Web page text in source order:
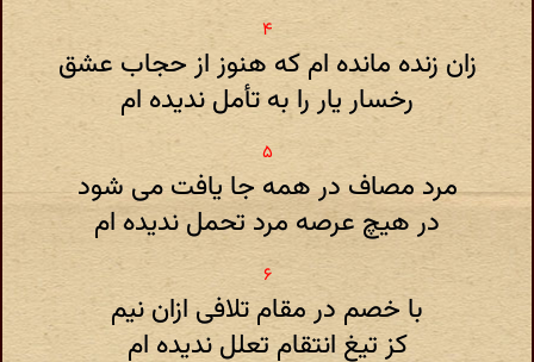
زان زنده مانده ام که هنوز از حجاب عشق
رخسار یار را به تأمل ندیده ام
مرد مصاف در همه جا یافت می شود
در هیچ عرصه مرد تحمل ندیده ام
با خصم در مقام تلافی ازان نیم
کز تیغ انتقام تعلل ندیده ام